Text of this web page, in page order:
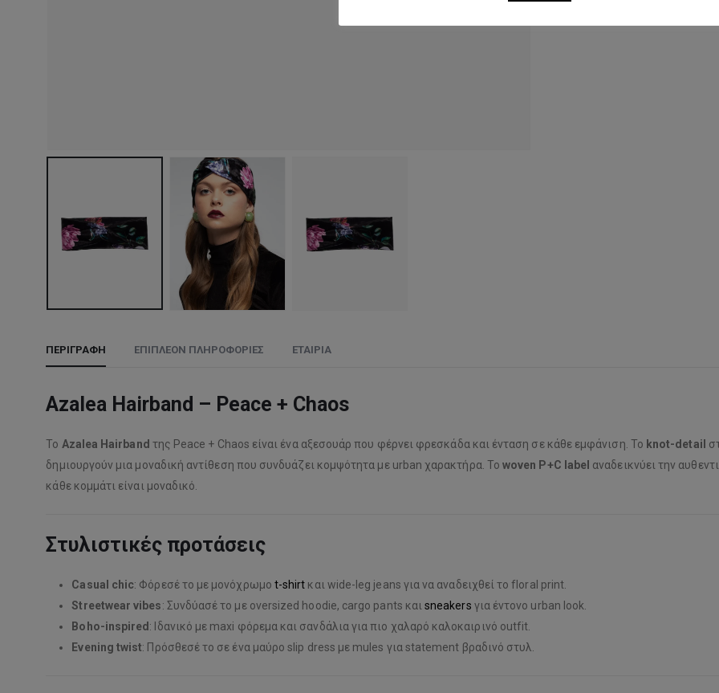
ΠΕΡΙΓΡΑΦΉ ΕΠΙΠΛΈΟΝ ΠΛΗΡΟΦΟΡΊΕΣ ΕΤΑΙΡΊΑ
Azalea Hairband – Peace + Chaos
Το Azalea Hairband της Peace + Chaos είναι ένα αξεσουάρ που φέρνει φρεσκάδα και ένταση σε κάθε εμφάνιση. Το knot-detail
δημιουργούν μια μοναδική αντίθεση που συνδυάζει κομψότητα με urban χαρακτήρα. Τοwoven P+C label αναδεικνύει την
κάθε κομμάτι είναι μοναδικό.
Στυλιστικές προτάσεις
Casual chic: Φόρεσέ το με μονόχρωμο t-shirt και wide-leg jeans για να αναδειχθεί το floral print.
Streetwear vibes: Συνδύασέ το με oversized hoodie, cargo pants καιsneakers για έντονο urban look.
Boho-inspired : Ιδανικό με maxi φόρεμα και σανδάλια για πιο χαλαρό καλοκαιρινό outfit.
Evening twist: Πρόσθεσέ το σε ένα μαύρο slip dress με mules για statement βραδινό στυλ.